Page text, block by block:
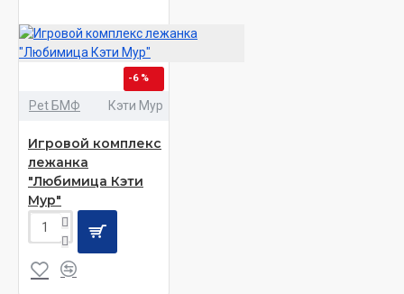
-6 %
Pet БМФ Кэти Мур
Игровой комплекс
лежанка
"Любимица Кэти
Мур"